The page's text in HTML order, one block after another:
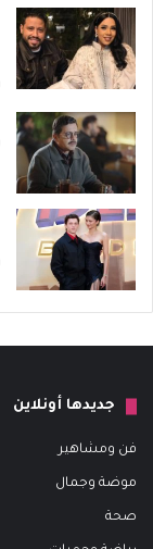
جديدها أونلاين
فن ومشاهير
موضة وجمال
صحة